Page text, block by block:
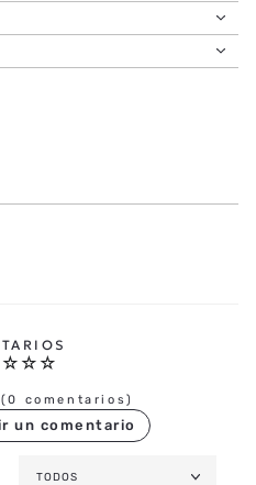
☆ ☆ ☆
(0 comentarios)
TODOS